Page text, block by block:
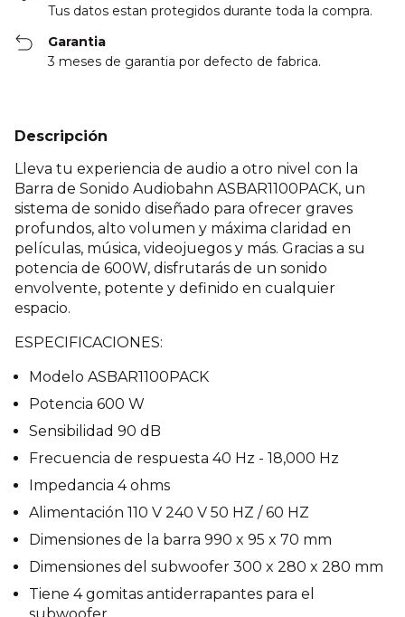
Tus datos estan protegidos durante toda la compra.
Garantia
3 meses de garantia por defecto de fabrica.
Descripción
Lleva tu experiencia de audio a otro nivel con la
Barra de Sonido Audiobahn ASBAR1100PACK, un
sistema de sonido diseñado para ofrecer graves
profundos, alto volumen y máxima claridad en
películas, música, videojuegos y más. Gracias a su
potencia de 600W, disfrutarás de un sonido
envolvente, potente y definido en cualquier
espacio.
ESPECIFICACIONES:
Modelo ASBAR1100PACK
Potencia 600 W
Sensibilidad 90 dB
Frecuencia de respuesta 40 Hz - 18,000 Hz
Impedancia 4 ohms
Alimentación 110 V 240 V 50 HZ / 60 HZ
Dimensiones de la barra 990 x 95 x 70 mm
Dimensiones del subwoofer 300 x 280 x 280 mm
Tiene 4 gomitas antiderrapantes para el